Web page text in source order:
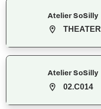
Atelier SoSilly
THEATER
Atelier SoSilly
02.C014